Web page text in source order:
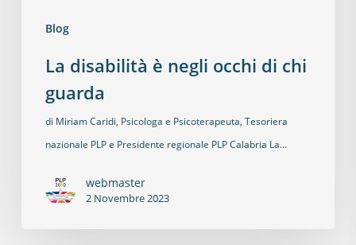
Blog
La disabilità è negli occhi di chi
guarda
di Miriam Caridi, Psicologa e Psicoterapeuta, Tesoriera
nazionale PLP e Presidente regionale PLP Calabria La…
webmaster
2 Novembre 2023